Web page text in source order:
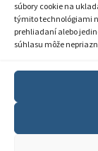
súbory cookie na
týmito technológiami
prehliadaní alebo
súhlasu môže